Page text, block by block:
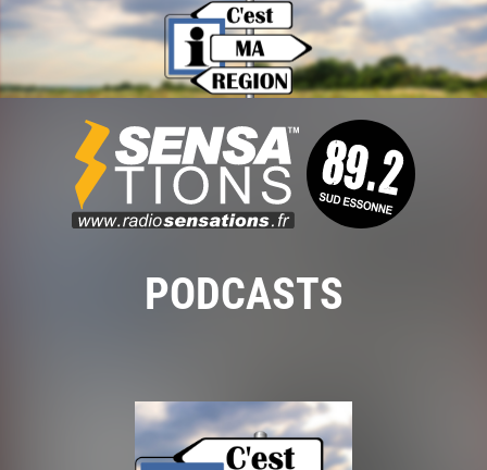
PODCASTS